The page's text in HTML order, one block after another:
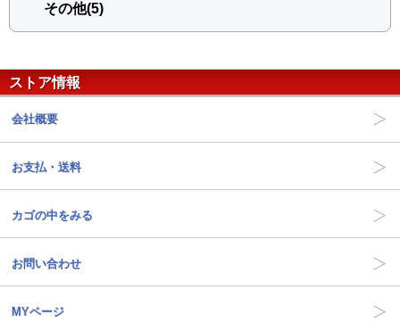
その他(5)
ストア情報
会社概要
お支払・送料
カゴの中をみる
お問い合わせ
MYページ